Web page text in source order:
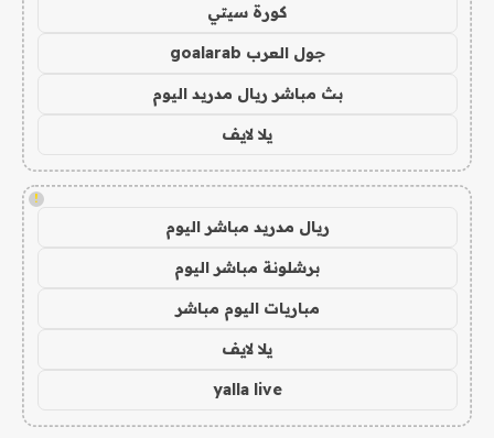
كورة سيتي
جول العرب goalarab
بث مباشر ريال مدريد اليوم
يلا لايف
!
ريال مدريد مباشر اليوم
برشلونة مباشر اليوم
مباريات اليوم مباشر
يلا لايف
yalla live